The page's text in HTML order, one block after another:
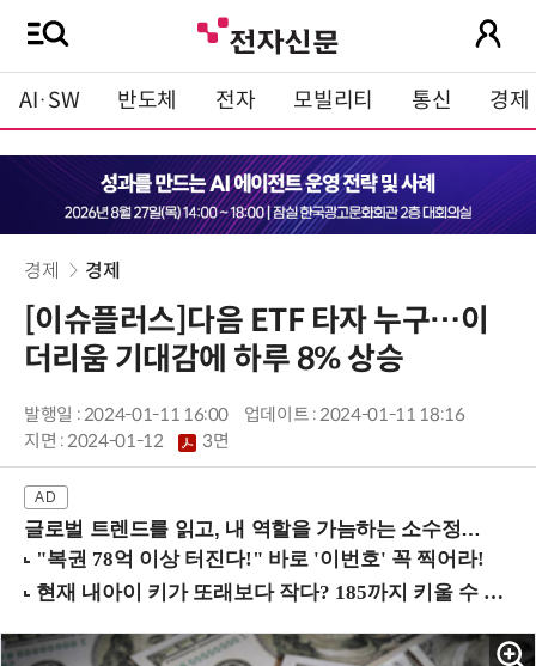
AI·SW 반도체 전자 모빌리티 통신 경제
경제 경제
[이슈플러스]다음 ETF 타자 누구…이
더리움 기대감에 하루 8% 상승
발행일 : 2024-01-11 16:00
업데이트 : 2024-01-11 18:16
지면 :2024-01-12 3면
글로벌 트렌드를 읽고, 내 역할을 가늠하는 소수정예 실습 워크숍 (8/28 신논현역)